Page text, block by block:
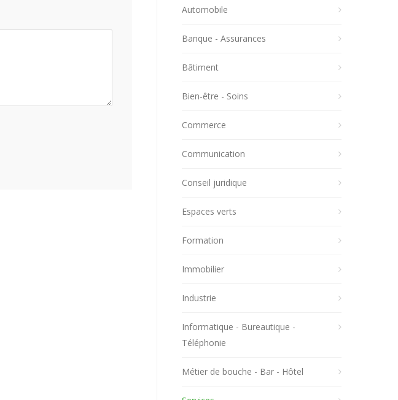
Automobile
Banque - Assurances
Bâtiment
Bien-être - Soins
Commerce
Communication
Conseil juridique
Espaces verts
Formation
Immobilier
Industrie
Informatique - Bureautique -
Téléphonie
Métier de bouche - Bar - Hôtel